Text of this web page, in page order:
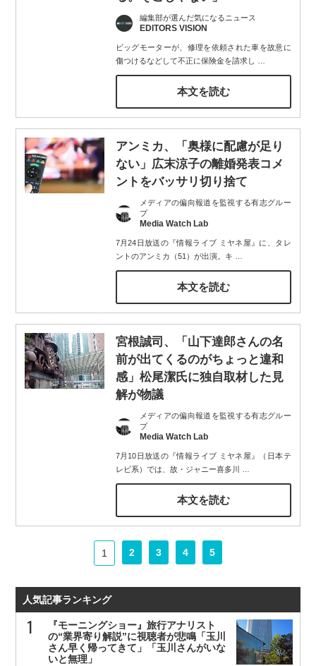
編集部が選んだ気になるニュース
EDITORS VISION
ビッグモーターが、修理を依頼された車を故意に
傷つけるなどして不正に保険金を請求し
本文を読む
アンミカ、「奥様に配慮が足り
ない」広末涼子の離婚発表コメ
ントをバッサリ切り捨て
メディアの偏向報道を監視する有志グルー
プ
Media Watch Lab
7月24日放送の『情報ライブ ミヤネ屋』に、タレ
ントのアンミカ（51）が出演。キ
本文を読む
宮根誠司、「山下達郎さんの名
前が出てくるのがちょっと違和
感」松尾潔氏に独自取材した見
解が物議
メディアの偏向報道を監視する有志グルー
プ
Media Watch Lab
7月10日放送の『情報ライブ ミヤネ屋』（日本テ
レビ系）では、故・ジャニー喜多川
本文を読む
1 2 3 4 5
人気記事ランキング
『モーニングショー』旅行アナリスト
の“業界寄り解説”に視聴者が悲鳴「玉川
さん早く帰ってきて」「玉川さんがいな
いと無理」